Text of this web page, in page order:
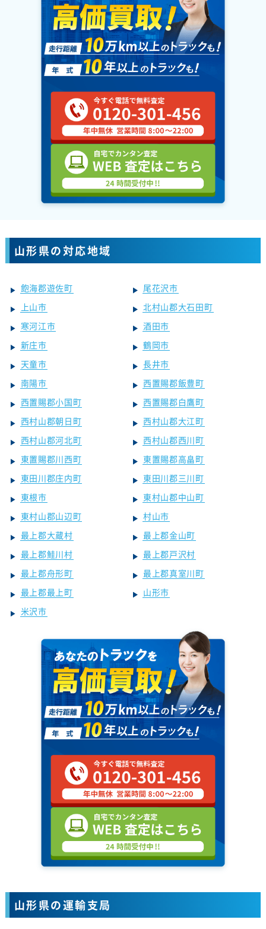
山形県の対応地域
飽海郡遊佐町
尾花沢市
上山市
北村山郡大石田町
寒河江市
酒田市
新庄市
鶴岡市
天童市
長井市
南陽市
西置賜郡飯豊町
西置賜郡小国町
西置賜郡白鷹町
西村山郡朝日町
西村山郡大江町
西村山郡河北町
西村山郡西川町
東置賜郡川西町
東置賜郡高畠町
東田川郡庄内町
東田川郡三川町
東根市
東村山郡中山町
東村山郡山辺町
村山市
最上郡大蔵村
最上郡金山町
最上郡鮭川村
最上郡戸沢村
最上郡舟形町
最上郡真室川町
最上郡最上町
山形市
米沢市
山形県の運輸支局